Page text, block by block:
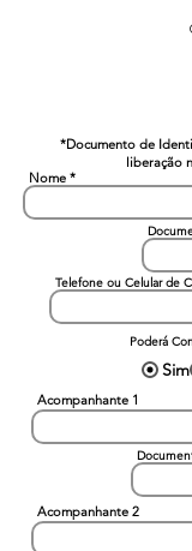
*Documento de
liberação
Nome
Telefone ou Celular de
Poderá
Sim
Acompanhante 1
Acompanhante 2